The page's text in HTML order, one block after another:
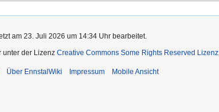
am 23. Juli 2026 um 14:34 Uhr bearbeitet.
unter der Lizenz Creative Commons Some Rights Reserved Lizenz
Über EnnstalWiki Impressum Mobile Ansicht